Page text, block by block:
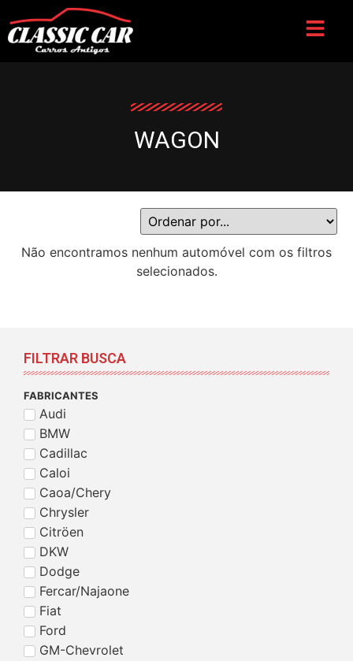
WAGON
FILTRAR BUSCA
FABRICANTES
Audi
BMW
Cadillac
Caloi
Caoa/Chery
Chrysler
Citröen
DKW
Dodge
Fercar/Najaone
Fiat
Ford
GM-Chevrolet
Não encontramos nenhum automóvel com os filtros
selecionados.